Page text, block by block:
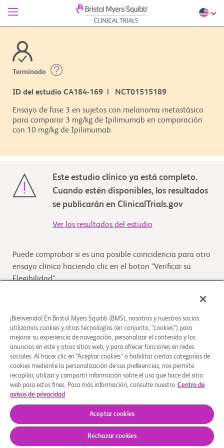
Terminado
ID del estudio CA184-169 | NCT01515189
Ensayo de fase 3 en sujetos con melanoma metastásico
para comparar 3 mg/kg de Ipilimumab en comparación
con 10 mg/kg de Ipilimumab
Este estudio clínico ya está completo.
Cuando estén disponibles, los resultados
se publicarán en ClinicalTrials.gov
Ver los resultados del estudio
Puede comprobar si es una posible coincidencia para otro
ensayo clinico haciendo clic en el boton "Verificar su
Elegibilidad"
Descripción general
El objetivo de este estudio es determinar si la
administración de Ipilimumab a una dosis de 10 mg/kg
extenderá la vida de los sujetos con melanoma irre... Leer
Quiénes somos Aviso legal Política de privacidad
¡Bienvenido! En Bristol Myers Squibb (BMS), nosotros y nuestros socios
utilizamos cookies y otras tecnologías (en conjunto, “cookies”) para
mejorar su experiencia de navegación, personalizar el contenido y los
anuncios en este y otros sitios web, y para ofrecer funciones en redes
sociales. Al hacer clic en “Aceptar cookies” o habilitar ciertas categorías de
cookies mediante la personalización de sus preferencias, nos permite
recopilar, utilizar y compartir información sobre el uso que hace del sitio
web para estos fines. Para más información, consulte nuestro Centro de
avisos de privacidad
Aceptar cookies
Rechazar cookies